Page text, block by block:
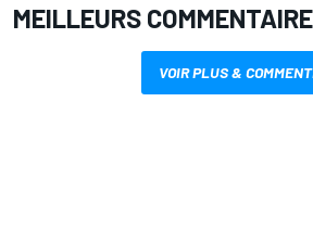
MEILLEURS
VOIR PLUS &